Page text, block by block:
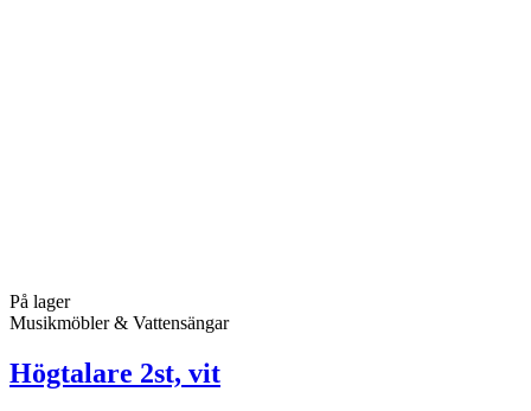
På lager
Musikmöbler & Vattensängar
Högtalare 2st, vit